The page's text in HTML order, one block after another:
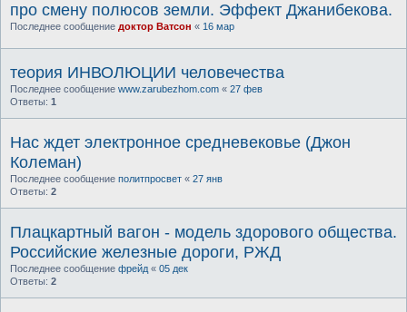
про смену полюсов земли. Эффект Джанибекова.
Последнее сообщение доктор Ватсон « 16 мар
теория ИНВОЛЮЦИИ человечества
Последнее сообщение www.zarubezhom.com « 27 фев
Ответы: 1
Нас ждет электронное средневековье (Джон
Колеман)
Последнее сообщение политпросвет « 27 янв
Ответы: 2
Плацкартный вагон - модель здорового общества.
Российские железные дороги, РЖД
Последнее сообщение фрейд « 05 дек
Ответы: 2